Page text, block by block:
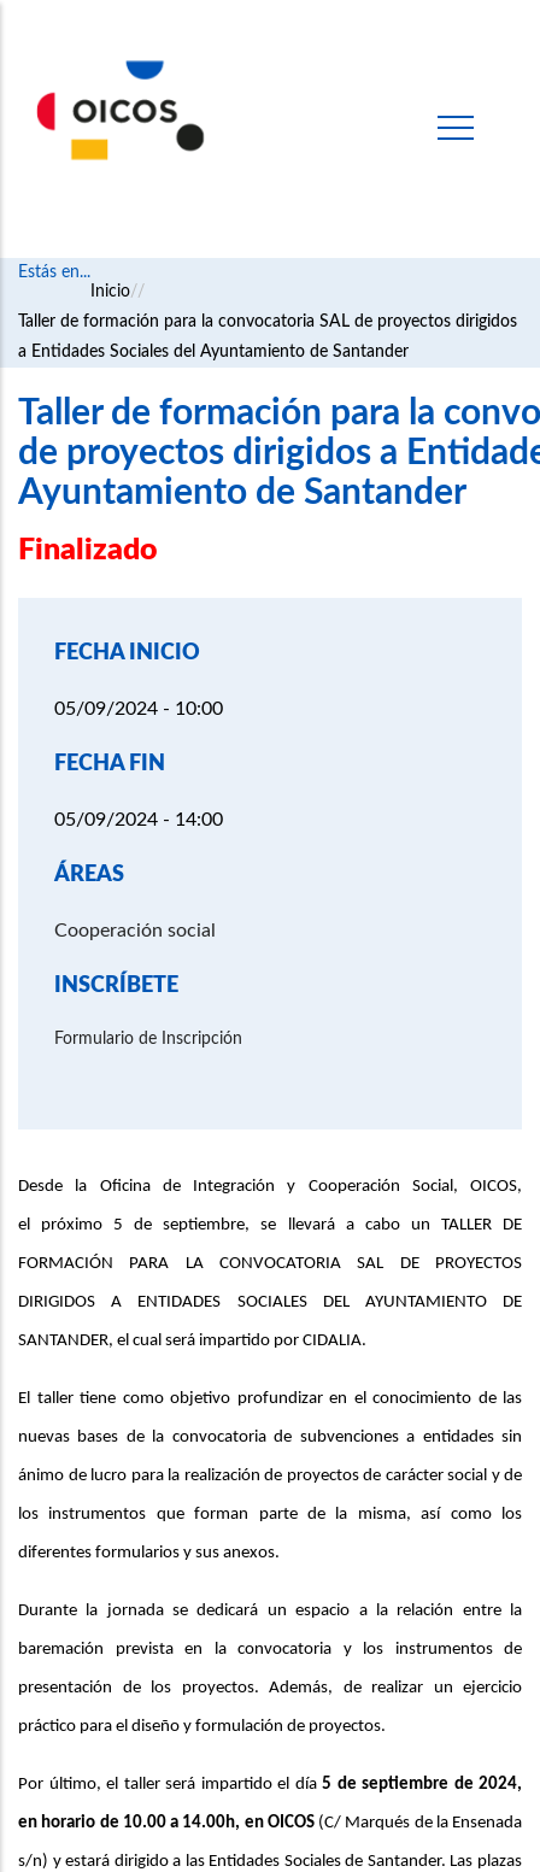
Estás en...
Ruta
de
navegación
Inicio
Taller de formación para la convocatoria SAL de proyectos dirigidos
a Entidades Sociales del Ayuntamiento de Santander
Taller de formación para la
de proyectos dirigidos a
Ayuntamiento de Santander
Finalizado
FECHA INICIO
05/09/2024 - 10:00
FECHA FIN
05/09/2024 - 14:00
ÁREAS
Cooperación social
INSCRÍBETE
Formulario de Inscripción
Desde la Oficina de Integración y Cooperación Social, OICOS,
el próximo 5 de septiembre, se llevará a cabo un TALLER DE
FORMACIÓN PARA LA CONVOCATORIA SAL DE PROYECTOS
DIRIGIDOS A ENTIDADES SOCIALES DEL AYUNTAMIENTO DE
SANTANDER, el cual será impartido por CIDALIA.
El taller tiene como objetivo profundizar en el conocimiento de las
nuevas bases de la convocatoria de subvenciones a entidades sin
ánimo de lucro para la realización de proyectos de carácter social y de
los instrumentos que forman parte de la misma, así como los
diferentes formularios y sus anexos.
Durante la jornada se dedicará un espacio a la relación entre la
baremación prevista en la convocatoria y los instrumentos de
presentación de los proyectos. Además, de realizar un ejercicio
práctico para el diseño y formulación de proyectos.
Por último, el taller será impartido el día 5 de septiembre de 2024,
en horario de 10.00 a 14.00h, en OICOS(C/ Marqués de la Ensenada
s/n) y estará dirigido a las Entidades Sociales de Santander. Las plazas